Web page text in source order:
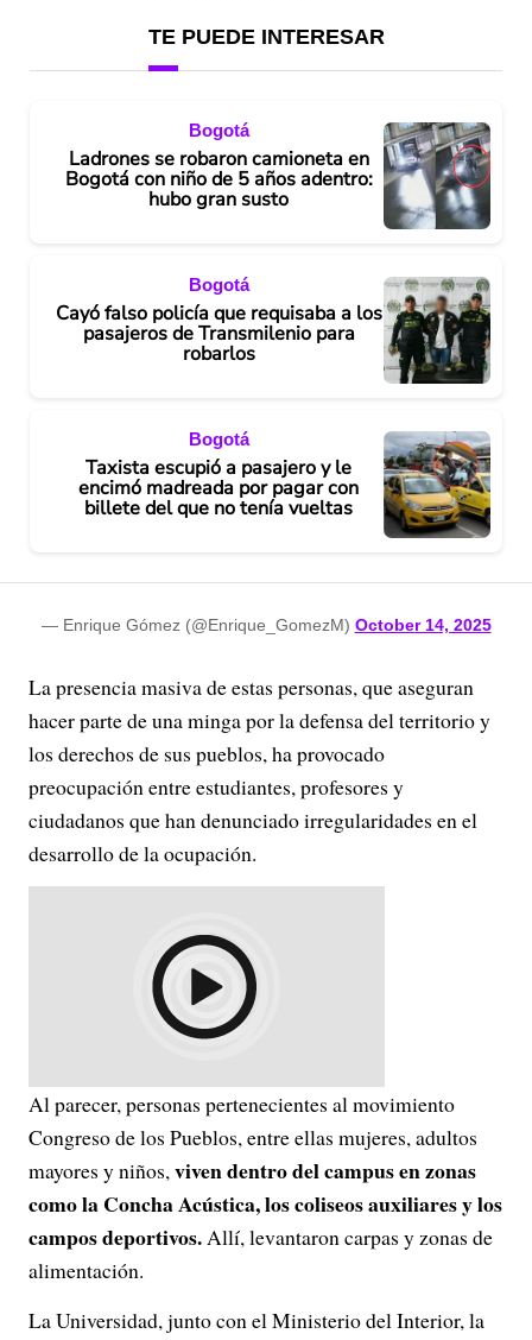
TE PUEDE INTERESAR
Bogotá
Ladrones se robaron camioneta en
Bogotá con niño de 5 años adentro:
hubo gran susto
Bogotá
Cayó falso policía que requisaba a los
pasajeros de Transmilenio para
robarlos
Bogotá
Taxista escupió a pasajero y le
encimó madreada por pagar con
billete del que no tenía vueltas
— Enrique Gómez (@Enrique_GomezM) October 14, 2025
La presencia masiva de estas personas, que aseguran
hacer parte de una minga por la defensa del territorio y
los derechos de sus pueblos, ha provocado
preocupación entre estudiantes, profesores y
ciudadanos que han denunciado irregularidades en el
desarrollo de la ocupación.
Al parecer, personas pertenecientes al movimiento
Congreso de los Pueblos, entre ellas mujeres, adultos
mayores y niños,viven dentro del campus en zonas
como la Concha Acústica, los coliseos auxiliares y los
campos deportivos.Allí, levantaron carpas y zonas de
alimentación.
La Universidad, junto con el Ministerio del Interior, la